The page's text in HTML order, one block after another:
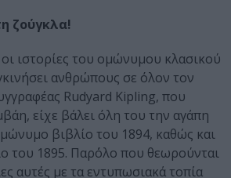
ζούγκλα!
ιστορίες του ομώνυμου κλασικού
ανθρώπους σε όλον τον
Rudyard Kipling, που
είχε βάλει όλη του την αγάπη
βιβλίο του 1894, καθώς και
του 1895. Παρ΄όλο που θεωρούνται
αυτές με τα εντυπωσιακά τοπία